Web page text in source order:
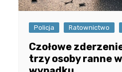
Policja Ratownictwo
Czołowe
trzy osoby ranne